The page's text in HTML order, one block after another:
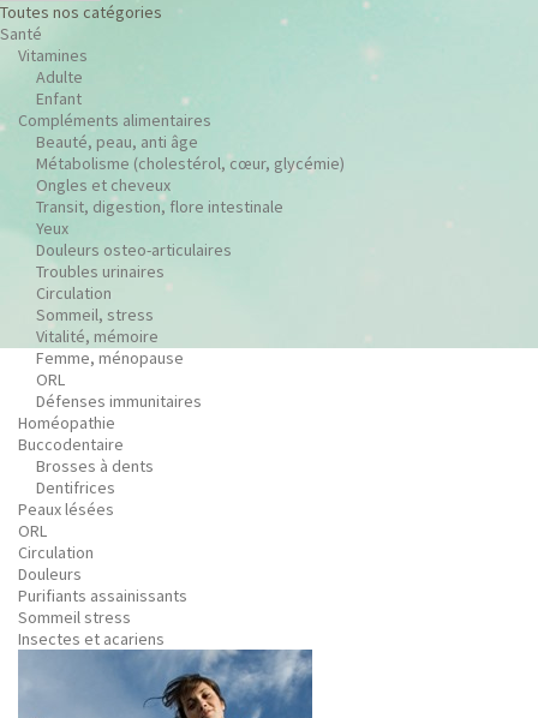
Toutes nos catégories
Santé
Vitamines
Adulte
Enfant
Compléments alimentaires
Beauté, peau, anti âge
Métabolisme (cholestérol, cœur, glycémie)
Ongles et cheveux
Transit, digestion, flore intestinale
Yeux
Douleurs osteo-articulaires
Troubles urinaires
Circulation
Sommeil, stress
Vitalité, mémoire
Femme, ménopause
ORL
Défenses immunitaires
Homéopathie
Buccodentaire
Brosses à dents
Dentifrices
Peaux lésées
ORL
Circulation
Douleurs
Purifiants assainissants
Sommeil stress
Insectes et acariens